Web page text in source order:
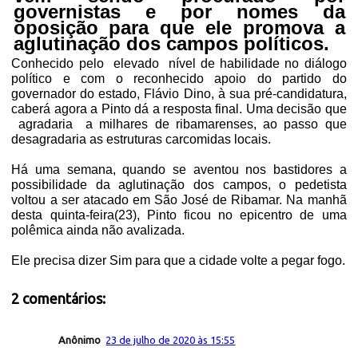
governistas e por nomes da
oposição para que ele promova a
aglutinação dos campos políticos.
Conhecido pelo elevado
nível de habilidade no diálogo
político e com o reconhecido apoio do partido do
governador do estado, Flávio Dino, à sua pré-candidatura,
caberá agora a Pinto dá a resposta final. Uma decisão que
agradaria
a milhares de ribamarenses, ao passo que
desagradaria as estruturas carcomidas locais.
Há uma semana, quando se aventou nos bastidores a
possibilidade da aglutinação dos campos, o pedetista
voltou a ser atacado em São José de Ribamar. Na manhã
desta quinta-feira(23), Pinto ficou no epicentro de uma
polêmica ainda não avalizada.
Ele precisa dizer Sim para que a cidade volte a pegar fogo.
2 comentários:
Anônimo 23 de julho de 2020 às 15:55